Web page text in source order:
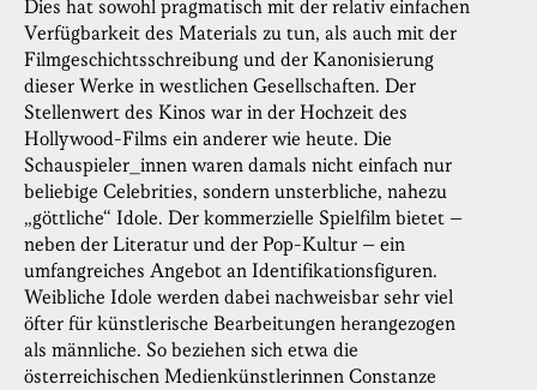
Dies hat sowohl pragmatisch mit der relativ einfachen
Verfügbarkeit des Materials zu tun, als auch mit der
Filmgeschichtsschreibung und der Kanonisierung
dieser Werke in westlichen Gesellschaften. Der
Stellenwert des Kinos war in der Hochzeit des
Hollywood-Films ein anderer wie heute. Die
Schauspieler_innen waren damals nicht einfach nur
beliebige Celebrities, sondern unsterbliche, nahezu
„göttliche“ Idole. Der kommerzielle Spielfilm bietet –
neben der Literatur und der Pop-Kultur – ein
umfangreiches Angebot an Identifikationsfiguren.
Weibliche Idole werden dabei nachweisbar sehr viel
öfter für künstlerische Bearbeitungen herangezogen
als männliche. So beziehen sich etwa die
österreichischen Medienkünstlerinnen Constanze